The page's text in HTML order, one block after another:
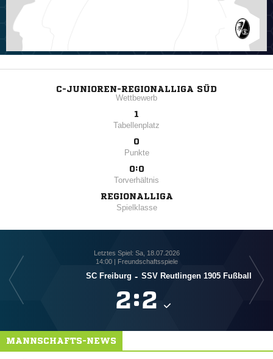
C-JUNIOREN-REGIONALLIGA SÜD
Wettbewerb
1
Tabellenplatz
0
Punkte
0:0
Torverhältnis
REGIONALLIGA
Spielklasse
Letztes Spiel: Sa, 18.07.2026
14:00 | Freundschaftsspiele
SC Freiburg - SSV Reutlingen 1905 Fußball
:
MANNSCHAFTS-NEWS